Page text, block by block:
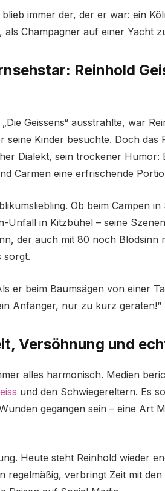
immer der, der er war: ein
Champagner auf einer Yacht
Reinhold
Geissens“ ausstrahlte, war
Kinder besuchte. Doch das
Dialekt, sein trockener Humor:
Carmen eine erfrischende
Ob beim Campen
Unfall in Kitzbühel – seine
der auch mit 80 noch Blödsinn
sorgt.
er beim Baumsägen von einer
Anfänger, nur zu kurz geraten!“
Versöhnung und
alles harmonisch. Medien
und den Schwiegereltern. Es
gegangen sein – eine Art
Heute steht Reinhold wieder
regelmäßig, verbringt Zeit mit